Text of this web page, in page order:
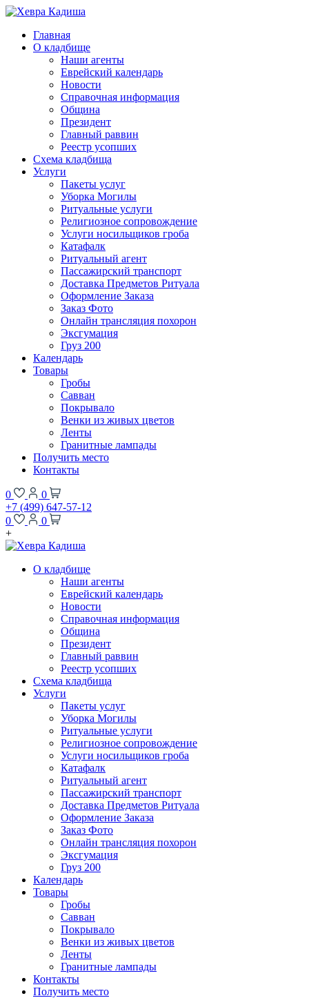
Главная
О кладбище
Наши агенты
Еврейский календарь
Новости
Справочная информация
Община
Президент
Главный раввин
Реестр усопших
Схема кладбища
Услуги
Пакеты услуг
Уборка Могилы
Ритуальные услуги
Религиозное сопровождение
Услуги носильщиков гроба
Катафалк
Ритуальный агент
Пассажирский транспорт
Доставка Предметов Ритуала
Оформление Заказа
Заказ Фото
Онлайн трансляция похорон
Эксгумация
Груз 200
Календарь
Товары
Гробы
Савван
Покрывало
Венки из живых цветов
Ленты
Гранитные лампады
Получить место
Контакты
0
0
+7 (499) 647-57-12
0
0
+
О кладбище
Наши агенты
Еврейский календарь
Новости
Справочная информация
Община
Президент
Главный раввин
Реестр усопших
Схема кладбища
Услуги
Пакеты услуг
Уборка Могилы
Ритуальные услуги
Религиозное сопровождение
Услуги носильщиков гроба
Катафалк
Ритуальный агент
Пассажирский транспорт
Доставка Предметов Ритуала
Оформление Заказа
Заказ Фото
Онлайн трансляция похорон
Эксгумация
Груз 200
Календарь
Товары
Гробы
Савван
Покрывало
Венки из живых цветов
Ленты
Гранитные лампады
Контакты
Получить место